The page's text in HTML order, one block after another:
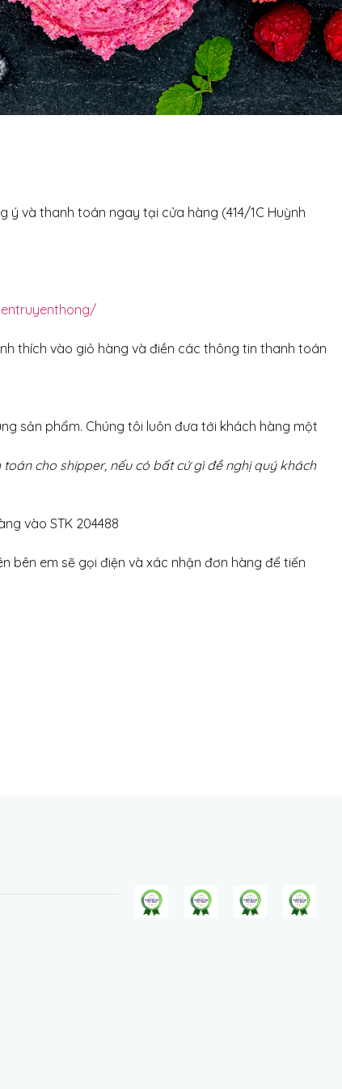
ý và thanh toán ngay tại cửa hàng (414/1C Huỳnh
thích vào giỏ hàng và điền các thông tin thanh toán
sản phẩm. Chúng tôi luôn đưa tới khách hàng một
cho shipper, nếu có bất cứ gì đề nghị quý khách
vào STK 204488
bên em sẽ gọi điện và xác nhận đơn hàng để tiến